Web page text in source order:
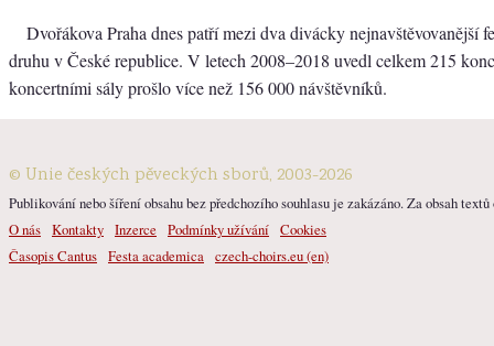
Dvořákova Praha dnes patří mezi dva divácky nejnavštěvovanější
druhu v České republice. V letech 2008–2018 uvedl celkem 215
koncertními sály prošlo více než 156 000 návštěvníků.
© Unie českých pěveckých sborů, 2003-2026
Publikování nebo šíření obsahu bez předchozího souhlasu je zakázáno. Za obsah
O nás Kontakty Inzerce Podmínky užívání Cookies
Časopis Cantus Festa academica czech-choirs.eu (en)